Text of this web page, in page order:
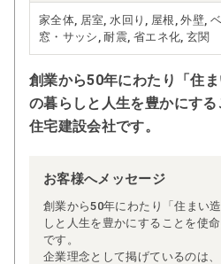
家全体, 居室, 水回り, 屋根, 外壁,
窓・サッシ, 耐震, 省エネ化, 玄関
創業から50年にわたり「住
の暮らしと人生を豊かにす
住宅建設会社です。
お客様へメッセージ
創業から50年にわたり「住まい
しと人生を豊かにすることを使
です。
企業理念として掲げているのは